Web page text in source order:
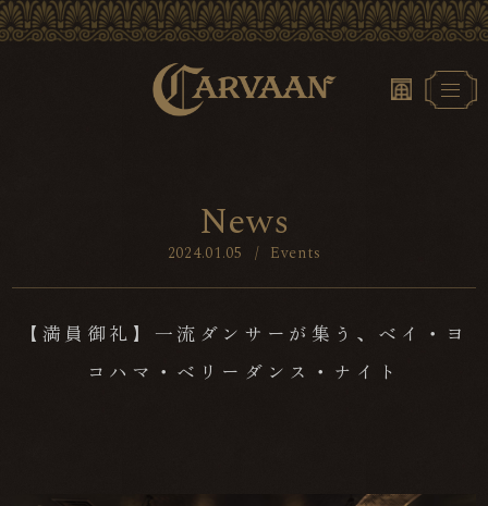
News
2024.01.05 / Events
【満員御礼】一流ダンサーが集う、ベイ・ヨ
コハマ・ベリーダンス・ナイト